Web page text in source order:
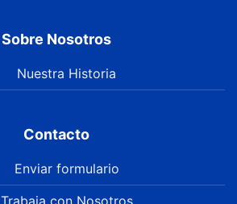
Sobre Nosotros
Nuestra Historia
Contacto
Enviar formulario
Trabaja con Nosotros